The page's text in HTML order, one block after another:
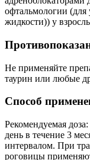
офтальмологии (для
жидкости)) у
Не применяйте
таурин или любые
Способ
Рекомендуемая
день в течение 3
интервалом. При
роговицы